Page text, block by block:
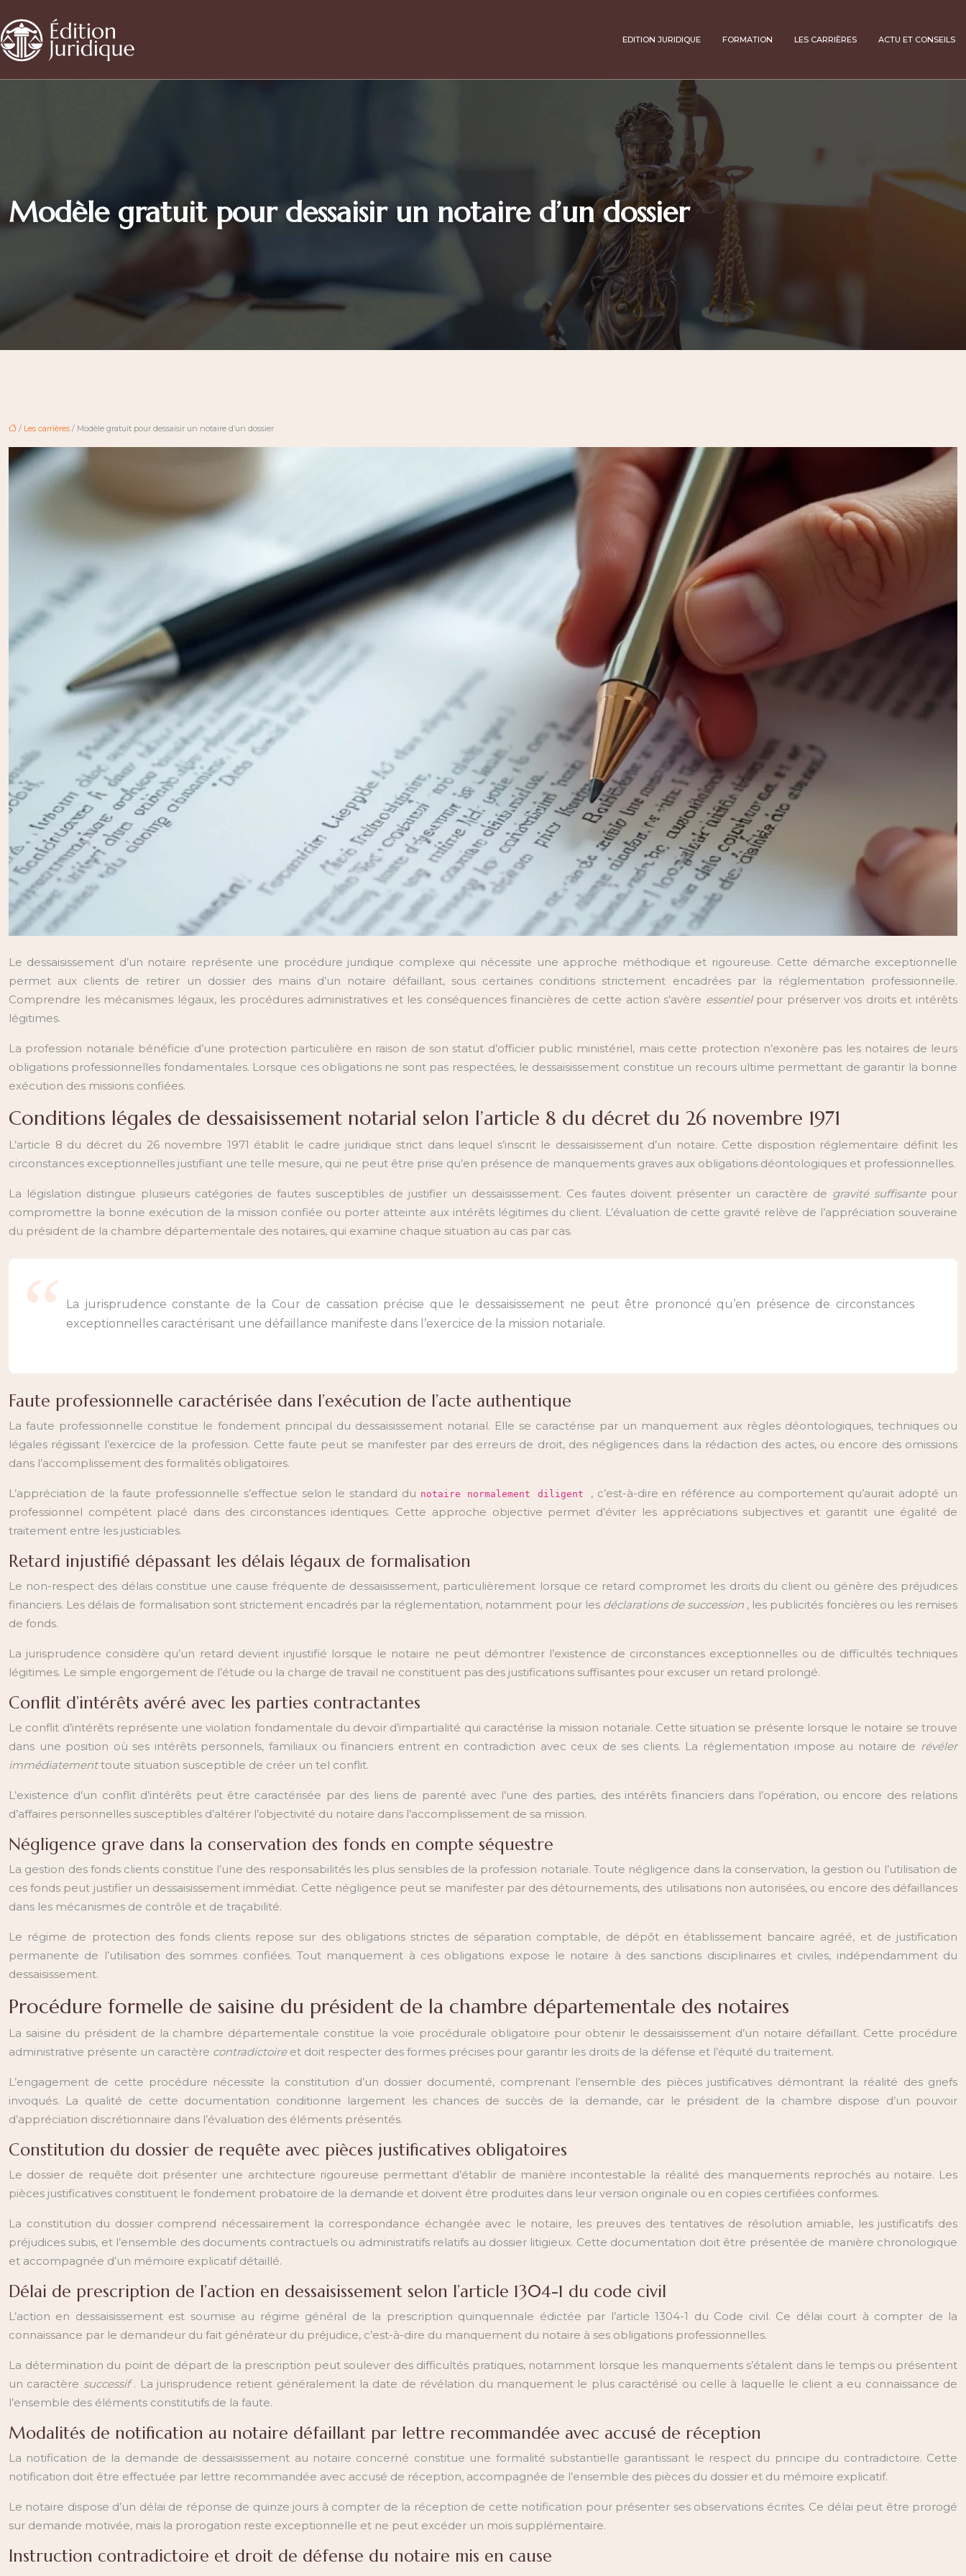
EDITION JURIDIQUE FORMATION LES CARRIÈRES ACTU ET CONSEILS
Modèle gratuit pour dessaisir un notaire d’un dossier
/ Les carrières / Modèle gratuit pour dessaisir un notaire d’un dossier
Le dessaisissement d’un notaire représente une procédure juridique complexe qui nécessite une approche méthodique et rigoureuse. Cette démarche exceptionnelle
permet aux clients de retirer un dossier des mains d’un notaire défaillant, sous certaines conditions strictement encadrées par la réglementation professionnelle.
Comprendre les mécanismes légaux, les procédures administratives et les conséquences financières de cette action s’avère essentiel pour préserver vos droits et intérêts
légitimes.
La profession notariale bénéficie d’une protection particulière en raison de son statut d’officier public ministériel, mais cette protection n’exonère pas les notaires de leurs
obligations professionnelles fondamentales. Lorsque ces obligations ne sont pas respectées, le dessaisissement constitue un recours ultime permettant de garantir la bonne
exécution des missions confiées.
Conditions légales de dessaisissement notarial selon l’article 8 du décret du 26 novembre 1971
L’article 8 du décret du 26 novembre 1971 établit le cadre juridique strict dans lequel s’inscrit le dessaisissement d’un notaire. Cette disposition réglementaire définit les
circonstances exceptionnelles justifiant une telle mesure, qui ne peut être prise qu’en présence de manquements graves aux obligations déontologiques et professionnelles.
La législation distingue plusieurs catégories de fautes susceptibles de justifier un dessaisissement. Ces fautes doivent présenter un caractère de gravité suffisante pour
compromettre la bonne exécution de la mission confiée ou porter atteinte aux intérêts légitimes du client. L’évaluation de cette gravité relève de l’appréciation souveraine
du président de la chambre départementale des notaires, qui examine chaque situation au cas par cas.
La jurisprudence constante de la Cour de cassation précise que le dessaisissement ne peut être prononcé qu’en présence de circonstances
exceptionnelles caractérisant une défaillance manifeste dans l’exercice de la mission notariale.
Faute professionnelle caractérisée dans l’exécution de l’acte authentique
La faute professionnelle constitue le fondement principal du dessaisissement notarial. Elle se caractérise par un manquement aux règles déontologiques, techniques ou
légales régissant l’exercice de la profession. Cette faute peut se manifester par des erreurs de droit, des négligences dans la rédaction des actes, ou encore des omissions
dans l’accomplissement des formalités obligatoires.
L’appréciation de la faute professionnelle s’effectue selon le standard du notaire normalement diligent , c’est-à-dire en référence au comportement qu’aurait adopté un
professionnel compétent placé dans des circonstances identiques. Cette approche objective permet d’éviter les appréciations subjectives et garantit une égalité de
traitement entre les justiciables.
Retard injustifié dépassant les délais légaux de formalisation
Le non-respect des délais constitue une cause fréquente de dessaisissement, particulièrement lorsque ce retard compromet les droits du client ou génère des préjudices
financiers. Les délais de formalisation sont strictement encadrés par la réglementation, notamment pour les déclarations de succession , les publicités foncières ou les remises
de fonds.
La jurisprudence considère qu’un retard devient injustifié lorsque le notaire ne peut démontrer l’existence de circonstances exceptionnelles ou de difficultés techniques
légitimes. Le simple engorgement de l’étude ou la charge de travail ne constituent pas des justifications suffisantes pour excuser un retard prolongé.
Conflit d’intérêts avéré avec les parties contractantes
Le conflit d’intérêts représente une violation fondamentale du devoir d’impartialité qui caractérise la mission notariale. Cette situation se présente lorsque le notaire se trouve
dans une position où ses intérêts personnels, familiaux ou financiers entrent en contradiction avec ceux de ses clients. La réglementation impose au notaire de révéler
immédiatementtoute situation susceptible de créer un tel conflit.
L’existence d’un conflit d’intérêts peut être caractérisée par des liens de parenté avec l’une des parties, des intérêts financiers dans l’opération, ou encore des relations
d’affaires personnelles susceptibles d’altérer l’objectivité du notaire dans l’accomplissement de sa mission.
Négligence grave dans la conservation des fonds en compte séquestre
La gestion des fonds clients constitue l’une des responsabilités les plus sensibles de la profession notariale. Toute négligence dans la conservation, la gestion ou l’utilisation de
ces fonds peut justifier un dessaisissement immédiat. Cette négligence peut se manifester par des détournements, des utilisations non autorisées, ou encore des défaillances
dans les mécanismes de contrôle et de traçabilité.
Le régime de protection des fonds clients repose sur des obligations strictes de séparation comptable, de dépôt en établissement bancaire agréé, et de justification
permanente de l’utilisation des sommes confiées. Tout manquement à ces obligations expose le notaire à des sanctions disciplinaires et civiles, indépendamment du
dessaisissement.
Procédure formelle de saisine du président de la chambre départementale des notaires
La saisine du président de la chambre départementale constitue la voie procédurale obligatoire pour obtenir le dessaisissement d’un notaire défaillant. Cette procédure
administrative présente un caractère contradictoire et doit respecter des formes précises pour garantir les droits de la défense et l’équité du traitement.
L’engagement de cette procédure nécessite la constitution d’un dossier documenté, comprenant l’ensemble des pièces justificatives démontrant la réalité des griefs
invoqués. La qualité de cette documentation conditionne largement les chances de succès de la demande, car le président de la chambre dispose d’un pouvoir
d’appréciation discrétionnaire dans l’évaluation des éléments présentés.
Constitution du dossier de requête avec pièces justificatives obligatoires
Le dossier de requête doit présenter une architecture rigoureuse permettant d’établir de manière incontestable la réalité des manquements reprochés au notaire. Les
pièces justificatives constituent le fondement probatoire de la demande et doivent être produites dans leur version originale ou en copies certifiées conformes.
La constitution du dossier comprend nécessairement la correspondance échangée avec le notaire, les preuves des tentatives de résolution amiable, les justificatifs des
préjudices subis, et l’ensemble des documents contractuels ou administratifs relatifs au dossier litigieux. Cette documentation doit être présentée de manière chronologique
et accompagnée d’un mémoire explicatif détaillé.
Délai de prescription de l’action en dessaisissement selon l’article 1304-1 du code civil
L’action en dessaisissement est soumise au régime général de la prescription quinquennale édictée par l’article 1304-1 du Code civil. Ce délai court à compter de la
connaissance par le demandeur du fait générateur du préjudice, c’est-à-dire du manquement du notaire à ses obligations professionnelles.
La détermination du point de départ de la prescription peut soulever des difficultés pratiques, notamment lorsque les manquements s’étalent dans le temps ou présentent
un caractère successif. La jurisprudence retient généralement la date de révélation du manquement le plus caractérisé ou celle à laquelle le client a eu connaissance de
l’ensemble des éléments constitutifs de la faute.
Modalités de notification au notaire défaillant par lettre recommandée avec accusé de réception
La notification de la demande de dessaisissement au notaire concerné constitue une formalité substantielle garantissant le respect du principe du contradictoire. Cette
notification doit être effectuée par lettre recommandée avec accusé de réception, accompagnée de l’ensemble des pièces du dossier et du mémoire explicatif.
Le notaire dispose d’un délai de réponse de quinze jours à compter de la réception de cette notification pour présenter ses observations écrites. Ce délai peut être prorogé
sur demande motivée, mais la prorogation reste exceptionnelle et ne peut excéder un mois supplémentaire.
Instruction contradictoire et droit de défense du notaire mis en cause